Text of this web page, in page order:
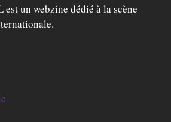
un webzine dédié à la scène